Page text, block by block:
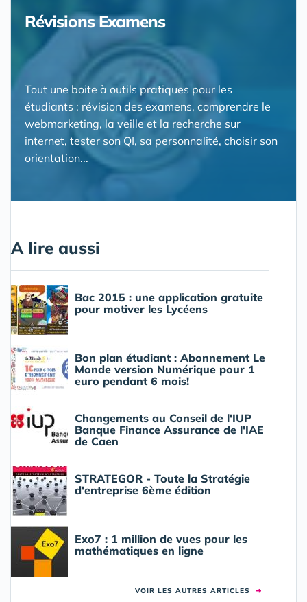
Révisions Examens
Tout une boite à outils pratiques pour les
étudiants : révision des examens, comprendre le
webmarketing, la veille et la recherche sur
internet, tester son QI, sa personnalité, choisir son
orientation...
A lire aussi
Bac 2015 : une application gratuite
pour motiver les Lycéens
Bon plan étudiant : Abonnement Le
Monde version Numérique pour 1
euro pendant 6 mois!
Changements au Conseil de l'IUP
Banque Finance Assurance de l'IAE
de Caen
STRATEGOR - Toute la Stratégie
d'entreprise 6ème édition
Exo7 : 1 million de vues pour les
mathématiques en ligne
VOIR LES AUTRES ARTICLES ➜